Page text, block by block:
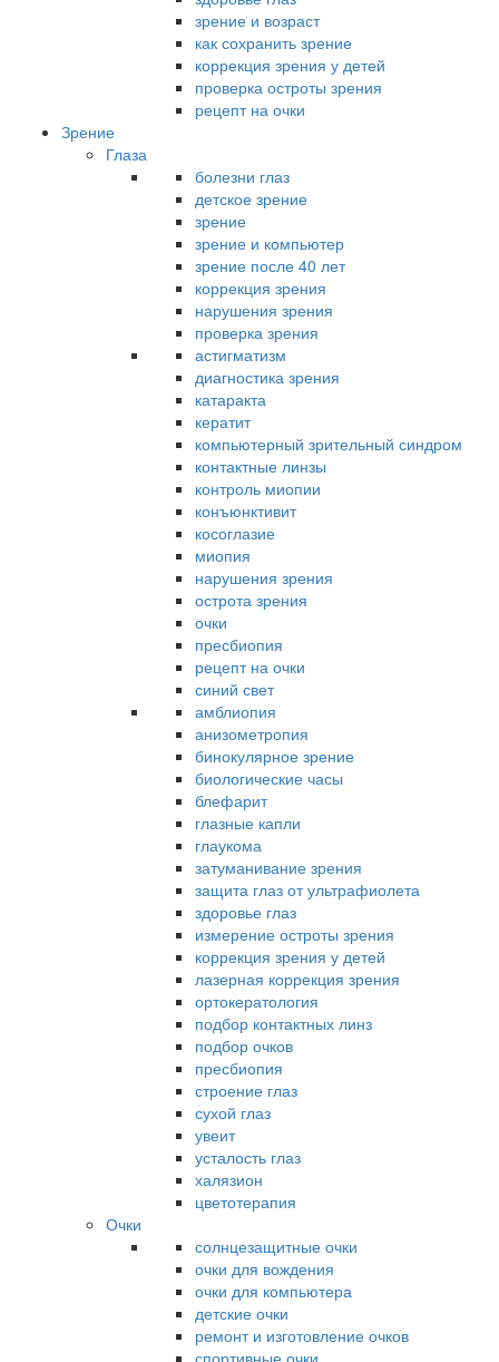
зрение и возраст
как сохранить зрение
коррекция зрения у детей
проверка остроты зрения
рецепт на очки
Зрение
Глаза
болезни глаз
детское зрение
зрение
зрение и компьютер
зрение после 40 лет
коррекция зрения
нарушения зрения
проверка зрения
астигматизм
диагностика зрения
катаракта
кератит
компьютерный зрительный синдром
контактные линзы
контроль миопии
конъюнктивит
косоглазие
миопия
нарушения зрения
острота зрения
очки
пресбиопия
рецепт на очки
синий свет
амблиопия
анизометропия
бинокулярное зрение
биологические часы
блефарит
глазные капли
глаукома
затуманивание зрения
защита глаз от ультрафиолета
здоровье глаз
измерение остроты зрения
коррекция зрения у детей
лазерная коррекция зрения
ортокератология
подбор контактных линз
подбор очков
пресбиопия
строение глаз
сухой глаз
увеит
усталость глаз
халязион
цветотерапия
Очки
солнцезащитные очки
очки для вождения
очки для компьютера
детские очки
ремонт и изготовление очков